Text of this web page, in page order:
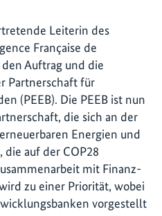
Leiterin des
Française de
Auftrag und die
Partnerschaft für
(PEEB). Die PEEB ist nun
die sich an der
Energien und
auf der COP28
mit Finanz-
zu einer Priorität, wobei
vorgestellt